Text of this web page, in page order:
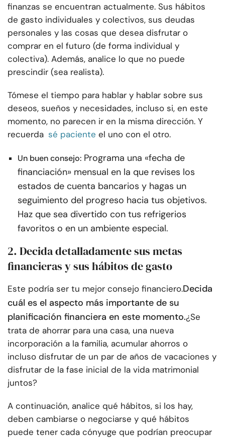
finanzas se encuentran actualmente. Sus hábitos
de gasto individuales y colectivos, sus deudas
personales y las cosas que desea disfrutar o
comprar en el futuro (de forma individual y
colectiva). Además, analice lo que no puede
prescindir (sea realista).
Tómese el tiempo para hablar y hablar sobre sus
deseos, sueños y necesidades, incluso si, en este
momento, no parecen ir en la misma dirección. Y
recuerda sé paciente el uno con el otro.
Un buen consejo: Programa una «fecha de
financiación» mensual en la que revises los
estados de cuenta bancarios y hagas un
seguimiento del progreso hacia tus objetivos.
Haz que sea divertido con tus refrigerios
favoritos o en un ambiente especial.
2. Decida detalladamente sus metas
financieras y sus hábitos de gasto
Este podría ser tu mejor consejo financiero.Decida
cuál es el aspecto más importante de su
planificación financiera en este momento.¿Se
trata de ahorrar para una casa, una nueva
incorporación a la familia, acumular ahorros o
incluso disfrutar de un par de años de vacaciones y
disfrutar de la fase inicial de la vida matrimonial
juntos?
A continuación, analice qué hábitos, si los hay,
deben cambiarse o negociarse y qué hábitos
puede tener cada cónyuge que podrían preocupar